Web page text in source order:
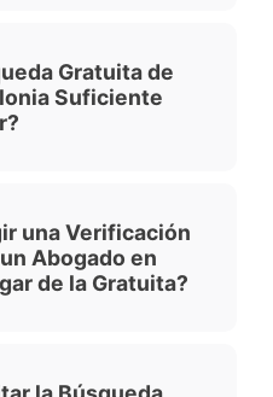
Gratuita de
Suficiente
una Verificación
Abogado en
de la Gratuita?